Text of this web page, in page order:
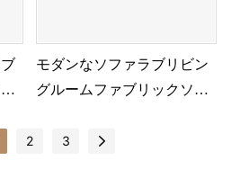
モダンなソファラブリビン
グルームファブリックソフ
2 3